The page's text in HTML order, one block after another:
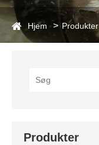
Hjem Produkter
Produkter